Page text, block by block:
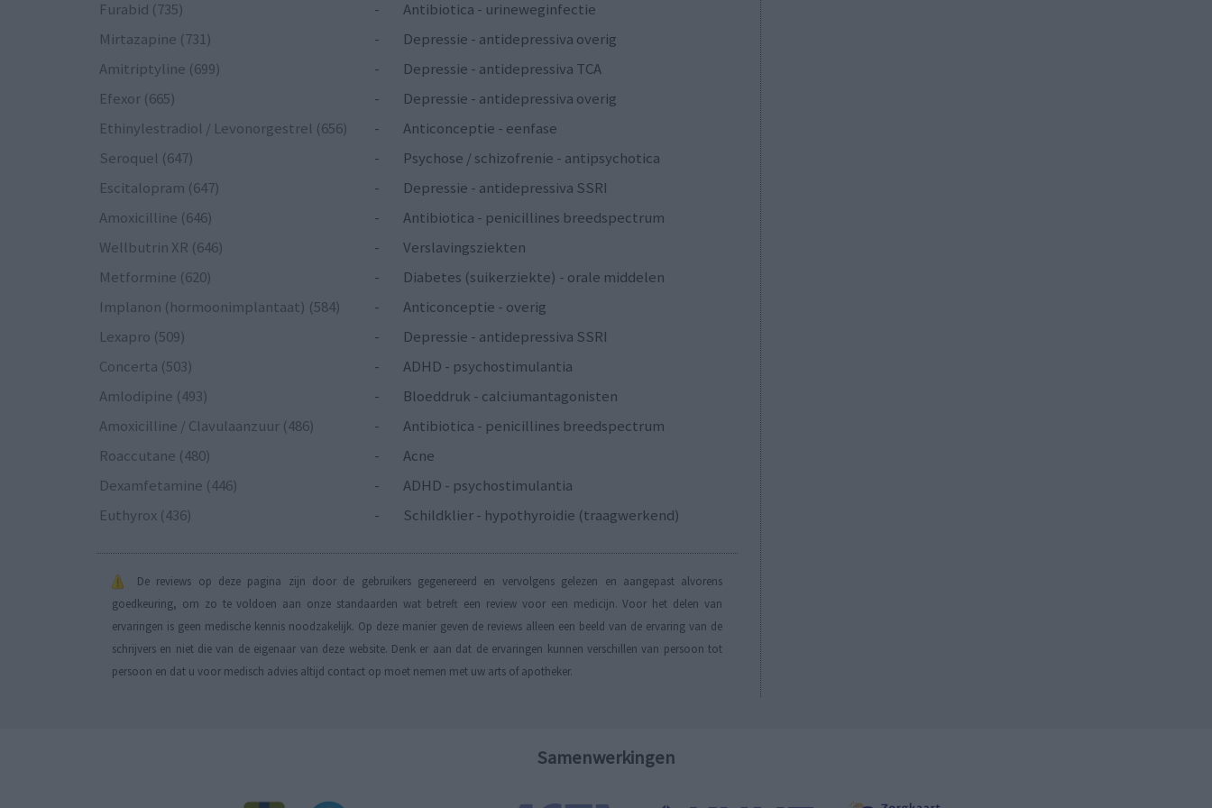
Furabid (735)
-
Antibiotica - urineweginfectie
Mirtazapine (731)
-
Depressie - antidepressiva overig
Amitriptyline (699)
-
Depressie - antidepressiva TCA
Efexor (665)
-
Depressie - antidepressiva overig
Ethinylestradiol / Levonorgestrel (656)
-
Anticonceptie - eenfase
Seroquel (647)
-
Psychose / schizofrenie - antipsychotica
Escitalopram (647)
-
Depressie - antidepressiva SSRI
Amoxicilline (646)
-
Antibiotica - penicillines breedspectrum
Wellbutrin XR (646)
-
Verslavingsziekten
Metformine (620)
-
Diabetes (suikerziekte) - orale middelen
Implanon (hormoonimplantaat) (584)
-
Anticonceptie - overig
Lexapro (509)
-
Depressie - antidepressiva SSRI
Concerta (503)
-
ADHD - psychostimulantia
Amlodipine (493)
-
Bloeddruk - calciumantagonisten
Amoxicilline / Clavulaanzuur (486)
-
Antibiotica - penicillines breedspectrum
Roaccutane (480)
-
Acne
Dexamfetamine (446)
-
ADHD - psychostimulantia
Euthyrox (436)
- Schildklier - hypothyroidie (traagwerkend)
De reviews op deze pagina zijn door de gebruikers gegenereerd en vervolgens gelezen en aangepast alvorens
goedkeuring, om zo te voldoen aan onze standaarden wat betreft een review voor een medicijn. Voor het delen van
ervaringen is geen medische kennis noodzakelijk. Op deze manier geven de reviews alleen een beeld van de ervaring van de
schrijvers en niet die van de eigenaar van deze website. Denk er aan dat de ervaringen kunnen verschillen van persoon tot
persoon en dat u voor medisch advies altijd contact op moet nemen met uw arts of apotheker.
Samenwerkingen